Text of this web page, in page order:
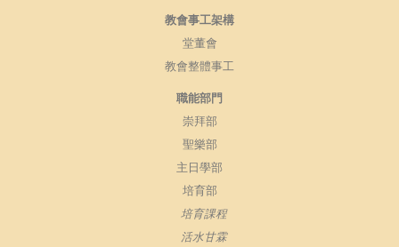
教會事工架構
堂董會
教會整體事工
職能部門
崇拜部
聖樂部
主日學部
培育部
培育課程
活水甘霖